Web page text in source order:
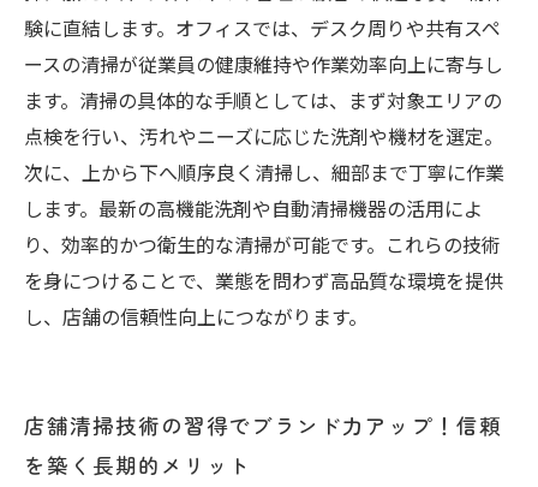
験に直結します。オフィスでは、デスク周りや共有スペ
ースの清掃が従業員の健康維持や作業効率向上に寄与し
ます。清掃の具体的な手順としては、まず対象エリアの
点検を行い、汚れやニーズに応じた洗剤や機材を選定。
次に、上から下へ順序良く清掃し、細部まで丁寧に作業
します。最新の高機能洗剤や自動清掃機器の活用によ
り、効率的かつ衛生的な清掃が可能です。これらの技術
を身につけることで、業態を問わず高品質な環境を提供
し、店舗の信頼性向上につながります。
店舗清掃技術の習得でブランド力アップ！信頼
を築く長期的メリット